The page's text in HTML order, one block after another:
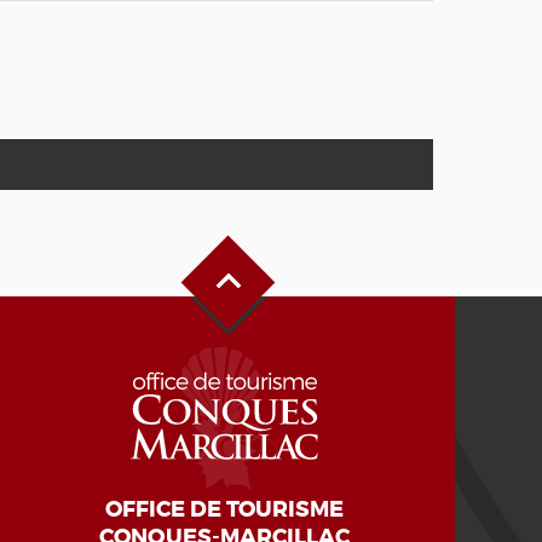
OFFICE DE TOURISME